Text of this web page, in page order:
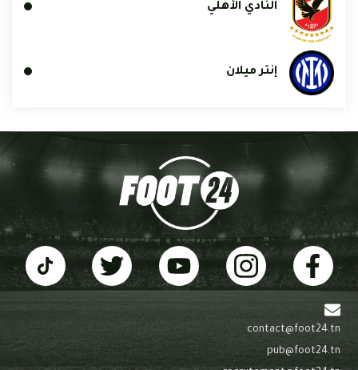
النادي الأهلي
إنتر ميلان
contact@foot24.tn
pub@foot24.tn